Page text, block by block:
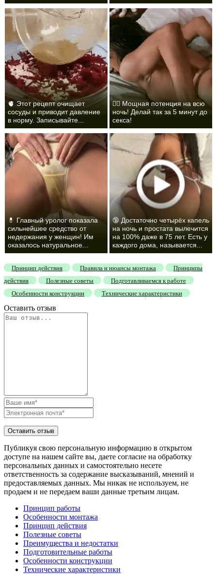
🫀 Этот рецепт очищает
сосуды и приводит давление
в норму. Записывайте...
❤️‍🔥 Мощная потенция на всю
ночь! Делай так за 5 минут до
секса!
💊 Главный уролог показала
сильнейшее средство от
недержания у женщин! Им
оказалось натуральное...
🔞 Достаточно четырёх капель
на ночь и простата вылечится
на 100% даже в 75 лет. Есть у
каждого дома, называется...
Принцип действия Правила и нюансы монтажа
Принципы
действия
Полезные советы
Подготавливаемся к работе
Особенности конструкции
Технические характеристики
Оставить отзыв
Публикуя свою персональную информацию в открытом
доступе на нашем сайте вы, даете согласие на обработку
персональных данных и самостоятельно несете
ответственность за содержание высказываний, мнений и
предоставляемых данных. Мы никак не используем, не
продаем и не передаем ваши данные третьим лицам.
Принцип работы
Особенности монтажа
Принцип действия
Полезные советы
Преимущества и недостатки
Подготовительные работы
Особенности конструкции
Технические характеристики